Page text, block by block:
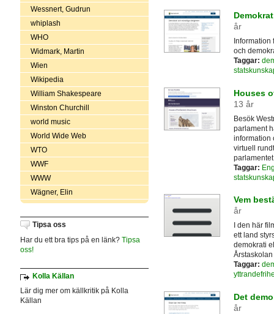
Wessnert, Gudrun
whiplash
WHO
Widmark, Martin
Wien
Wikipedia
William Shakespeare
Winston Churchill
world music
World Wide Web
WTO
WWF
WWW
Wägner, Elin
Tipsa oss
Har du ett bra tips på en länk? Tipsa
oss!
Kolla Källan
Lär dig mer om källkritik på Kolla
Källan
år
och
Taggar:
Houses
13 år
Besök
parlament
information
virtuell
Taggar:
Vem
år
I den här
ett land
demokrati
Taggar:
Det
år